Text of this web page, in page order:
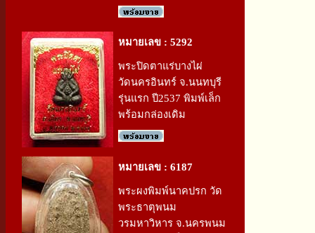
หมายเลข : 5292
พระปิดตาแร่บางไผ่
วัดนครอินทร์ จ.นนทบุรี
รุ่นแรก ปี2537 พิมพ์เล็ก
พร้อมกล่องเดิม
หมายเลข : 6187
พระผงพิมพ์นาคปรก วัด
พระธาตุพนม
วรมหาวิหาร จ.นครพนม